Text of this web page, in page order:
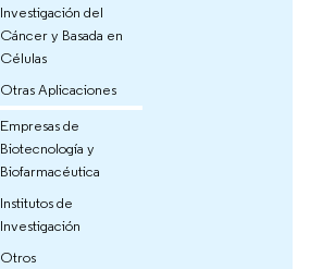
Investigación del
Cáncer y Basada en
Células
Otras Aplicaciones
Empresas de
Biotecnología y
Biofarmacéutica
Institutos de
Investigación
Otros